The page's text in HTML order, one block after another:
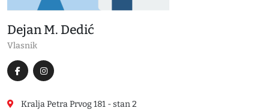
Dejan M. Dedić
Vlasnik
Kralja Petra Prvog 181 - stan 2